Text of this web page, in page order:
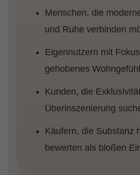
Menschen, die
und Ruhe verbinden
Eigennutzern mit
gehobenes Wohngefühl
Kunden, die
Überinszenierung
Käufern, die Substanz
bewerten als bloßen